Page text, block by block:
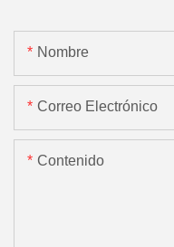
Nombre
Correo Electrónico
Contenido